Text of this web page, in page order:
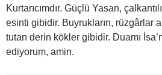
Kurtarıcımdır. Güçlü Yasan,
esinti gibidir. Buyrukların, rüzgârlar
tutan derin kökler gibidir. Duamı
ediyorum, amin.